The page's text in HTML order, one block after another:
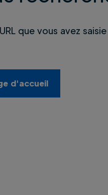
que vous avez
d'accueil